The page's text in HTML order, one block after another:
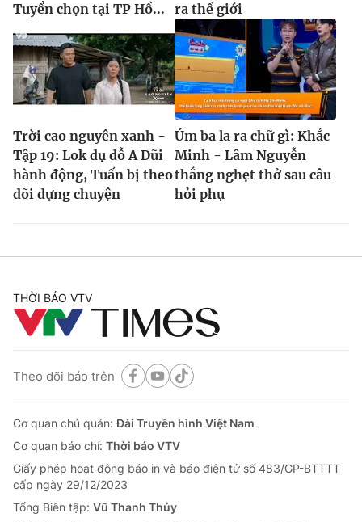
Tuyển chọn tại TP Hồ...
ra thế giới
Trời cao nguyên xanh -
Tập 19: Lok dụ dỗ A Dũi
hành động, Tuấn bị theo
dõi dựng chuyện
Úm ba la ra chữ gì: Khắc
Minh - Lâm Nguyễn
thắng nghẹt thở sau câu
hỏi phụ
THỜI BÁO VTV
Theo dõi báo trên
Cơ quan chủ quản:Đài Truyền hình Việt Nam
Cơ quan báo chí: Thời báo VTV
Giấy phép hoạt động báo in và báo điện tử số 483/GP-BTTTT
cấp ngày 29/12/2023
Tổng Biên tập: Vũ Thanh Thủy